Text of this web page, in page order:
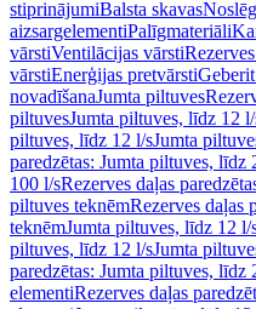
stiprinājumiBalsta skavas
aizsargelementiPalīgmateriāli
vārstiVentilācijas vārsti
vārstiEnerģijas pretvārsti
novadīšanaJumta piltuves
piltuvesJumta piltuves, līdz 12
piltuves, līdz 12 l/sJumta
paredzētas: Jumta piltuves, līdz
100 l/sRezerves daļas
piltuves teknēmRezerves daļas
teknēmJumta piltuves, līdz 12 l/
piltuves, līdz 12 l/sJumta
paredzētas: Jumta piltuves, līdz
elementiRezerves daļas